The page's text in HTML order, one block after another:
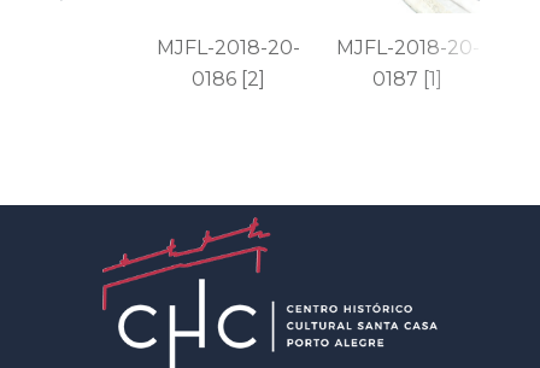
MJFL-2018-20-
0186 [2]
MJFL-2018-20-
0187 [1]